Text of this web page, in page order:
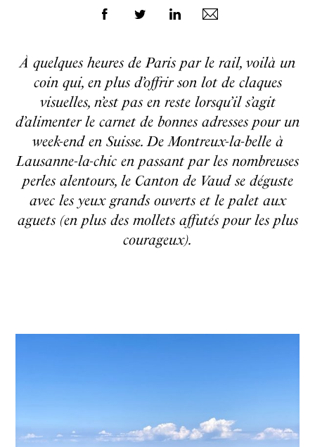
À quelques heures de Paris par le rail, voilà un
coin qui, en plus d’offrir son lot de claques
visuelles, n’est pas en reste lorsqu’il s’agit
d’alimenter le carnet de bonnes adresses pour un
week-end en Suisse. De Montreux-la-belle à
Lausanne-la-chic en passant par les nombreuses
perles alentours, le Canton de Vaud se déguste
avec les yeux grands ouverts et le palet aux
aguets (en plus des mollets affutés pour les plus
courageux).